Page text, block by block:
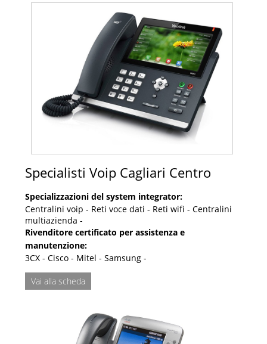
Specialisti Voip Cagliari Centro
Specializzazioni del system integrator:
Centralini voip - Reti voce dati - Reti wifi - Centralini
multiazienda -
Rivenditore certificato per assistenza e
manutenzione:
3CX - Cisco - Mitel - Samsung -
Vai alla scheda